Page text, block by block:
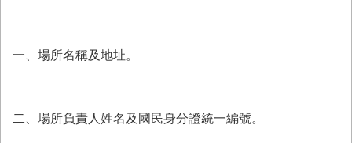
一、場所名稱及地址。
二、場所負責人姓名及國民身分證統一編號。